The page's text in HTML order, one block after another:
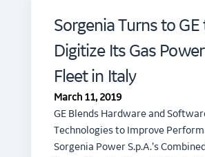
Sorgenia Turns to GE
Digitize Its Gas
Fleet in Italy
March 11, 2019
GE Blends Hardware and
Technologies to Improve
Sorgenia Power S.p.A.’s